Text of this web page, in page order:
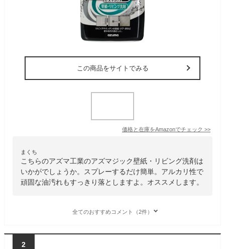
この商品をサイトでみる
価格と在庫をAmazonでチェック >>
まくち
こちらのアズマ工業のアズマジック壁紙・リビング洗剤は
いかがでしょうか。スプレーするだけ簡単。アルカリ性で
頑固な油汚れもすっきり落としますよ。オススメします。
全てのおすすめコメント（2件）
2